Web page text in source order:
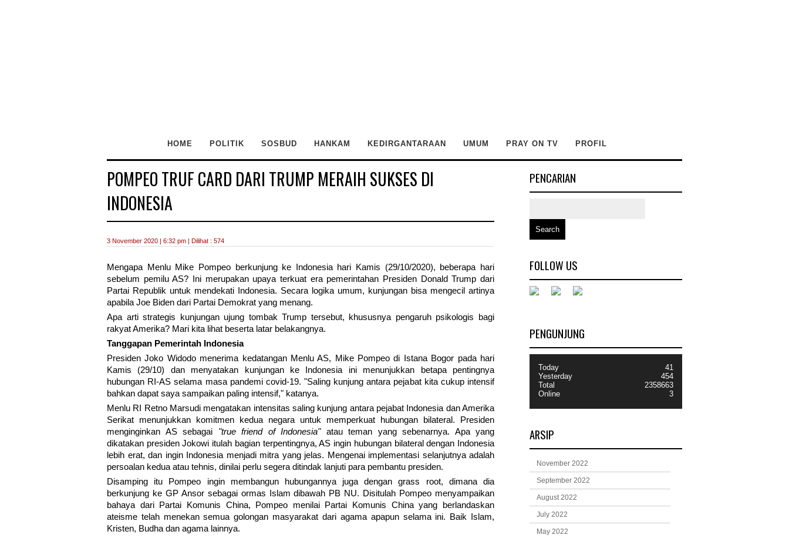
HOME POLITIK SOSBUD HANKAM KEDIRGANTARAAN UMUM PRAY ON TV PROFIL
POMPEO TRUF CARD DARI TRUMP MERAIH SUKSES DI
INDONESIA
3 November 2020 | 6:32 pm | Dilihat : 574
Mengapa Menlu Mike Pompeo berkunjung ke Indonesia hari Kamis (29/10/2020), beberapa hari
sebelum pemilu AS? Ini merupakan upaya terkuat era pemerintahan Presiden Donald Trump dari
Partai Republik untuk mendekati Indonesia. Secara logika umum, kunjungan bisa mengecil artinya
apabila Joe Biden dari Partai Demokrat yang menang.
Apa arti strategis kunjungan ujung tombak Trump tersebut, khususnya pengaruh psikologis bagi
rakyat Amerika? Mari kita lihat beserta latar belakangnya.
Tanggapan Pemerintah Indonesia
Presiden Joko Widodo menerima kedatangan Menlu AS, Mike Pompeo di Istana Bogor pada hari
Kamis (29/10) dan menyatakan kunjungan ke Indonesia ini menunjukkan betapa pentingnya
hubungan RI-AS selama masa pandemi covid-19. "Saling kunjung antara pejabat kita cukup intensif
bahkan dapat saya sampaikan paling intensif," katanya.
Menlu RI Retno Marsudi mengatakan intensitas saling kunjung antara pejabat Indonesia dan Amerika
Serikat menunjukkan komitmen kedua negara untuk memperkuat hubungan bilateral. Presiden
menginginkan AS sebagai "true friend of Indonesia"atau teman yang sebenarnya. Apa yang
dikatakan presiden Jokowi itulah bagian terpentingnya, AS ingin hubungan bilateral dengan Indonesia
lebih erat, dan ingin Indonesia menjadi mitra yang jelas. Mengenai implementasi selanjutnya adalah
persoalan kedua atau tehnis, dinilai perlu segera ditindak lanjuti para pembantu presiden.
Disamping itu Pompeo ingin membangun hubungannya juga dengan grass root, dimana dia
berkunjung ke GP Ansor sebagai ormas Islam dibawah PB NU. Disitulah Pompeo menyampaikan
bahaya dari Partai Komunis China, Pompeo menilai Partai Komunis China yang berlandaskan
ateisme telah menekan semua golongan masyarakat dari agama apapun selama ini. Baik Islam,
Kristen, Budha dan agama lainnya.
PENCARIAN
FOLLOW US
PENGUNJUNG
Today
Yesterday
Total
Online
41
454
2358663
3
ARSIP
November 2022
September 2022
August 2022
July 2022
May 2022